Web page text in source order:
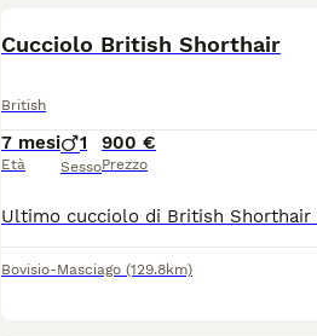
Cucciolo British Shorthair
British
7 mesi
Età
1
Sesso
900 €
Prezzo
Bovisio-Masciago (129.8km)